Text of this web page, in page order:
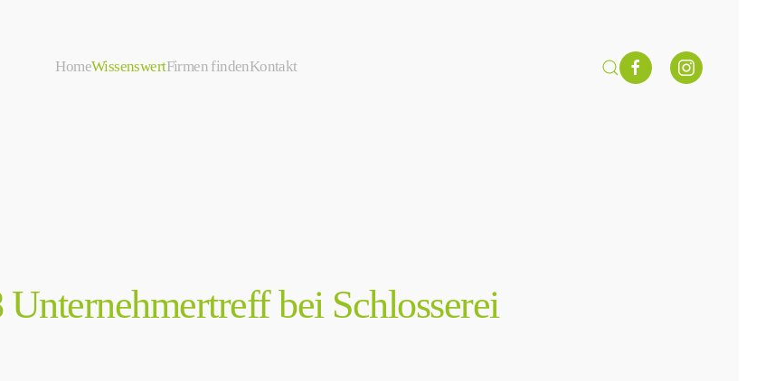
HomeWissenswertFirmen findenKontakt
Unternehmertreff bei Schlosserei